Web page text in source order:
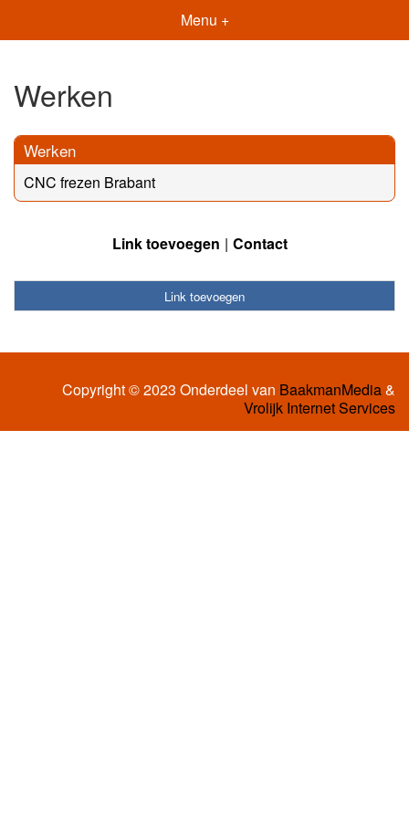
Menu +
Werken
Werken
CNC frezen Brabant
Link toevoegen Contact
Link toevoegen
Copyright © 2023 Onderdeel van BaakmanMedia&
Vrolijk Internet Services